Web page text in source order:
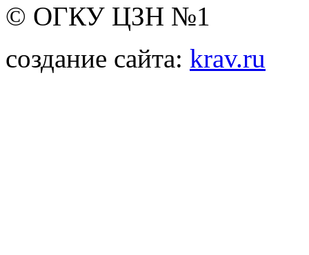
© ОГКУ ЦЗН №1
создание сайта: krav.ru